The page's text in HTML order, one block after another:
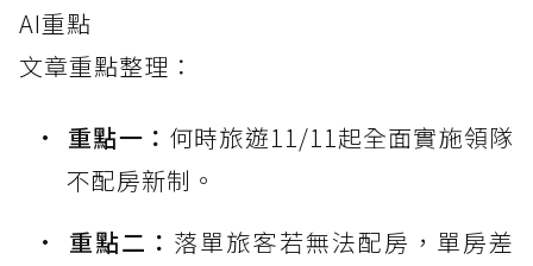
AI重點
文章重點整理：
重點一： 何時旅遊11/11起全面實施領隊
不配房新制。
重點二： 落單旅客若無法配房，單房差